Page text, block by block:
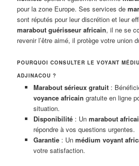
pour la zone Europe. Ses services de
sont réputés pour leur discrétion et leur
marabout guérisseur africain, il ne se
revenir l’être aimé, il protège votre union
POURQUOI CONSULTER LE VOYANT
ADJINACOU ?
Marabout sérieux gratuit:
voyance africain gratuite en ligne
situation.
Disponibilité: Un marabout
répondre à vos questions urgentes.
Garantie: Un médium voyant
votre satisfaction.